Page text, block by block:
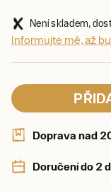
Není skladem,
Informujte mě, až
Doprava nad
Doručení do 2